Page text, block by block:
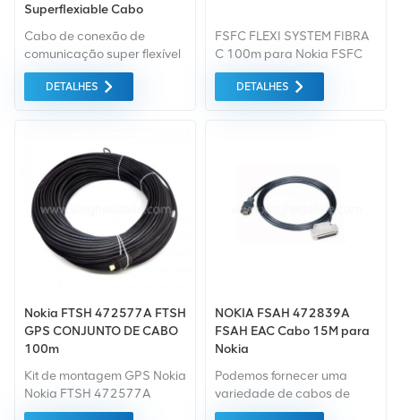
Superflexiable Cabo
1m
Cabo de conexão de
comunicação super flexível
1/2"SF NM à NM DM à DM
RF 1/2 1m
DETALHES
FSFC FLEXI SYSTEM FIBRA
C 100m para Nokia FSFC
DETALHES
Nokia FTSH 472577A FTSH
GPS CONJUNTO DE CABO
100m
Kit de montagem GPS Nokia
Nokia FTSH 472577A
CABO GPS MONTAGEM
NOKIA FSAH 472839A
FSAH EAC Cabo 15M para
Nokia
Podemos fornecer uma
variedade de cabos de
aviso Nokia Nokia usados ​​e